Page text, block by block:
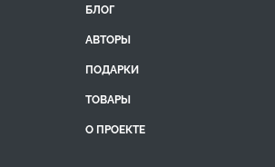
БЛОГ
АВТОРЫ
ПОДАРКИ
ТОВАРЫ
О ПРОЕКТЕ